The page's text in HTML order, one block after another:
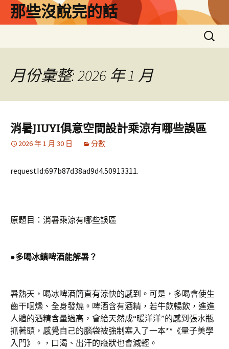
那些沒說完的話
搜
尋
月份彙整: 2026 年 1 月
消暑JIUYI俱意空間設計乘涼有哪些誤區
2026 年 1 月 30 日 分數
requestId:697b87d38ad9d4.50913311.
原題目：消暑乘涼有哪些誤區
●多喝冰鎮啤酒能解暑？
暑熱天，喝冰啤酒簡直有涼快的感到。可是，多喝會使生
齒干咽燥、全身發燒。啤酒含有酒精，若牛飲暢飲，進進
人體的酒精含量過高，會給天然成“暖洋洋”的感到張水瓶
抓著頭，感覺自己的腦袋被強制塞入了一本**《量子美學
入門》。，口渴、出汗的癥狀也會減輕。